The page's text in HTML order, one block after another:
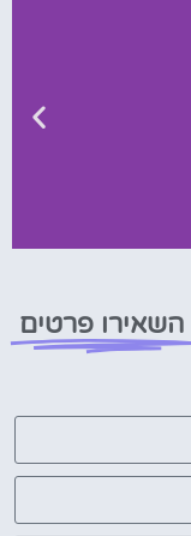
השאירו פרטים